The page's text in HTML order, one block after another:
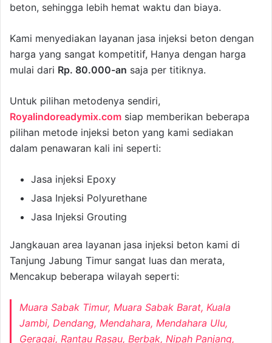
beton, sehingga lebih hemat waktu dan biaya.
Kami menyediakan layanan jasa injeksi beton dengan
harga yang sangat kompetitif, Hanya dengan harga
mulai dari Rp. 80.000-an saja per titiknya.
Untuk pilihan metodenya sendiri,
Royalindoreadymix.com siap memberikan beberapa
pilihan metode injeksi beton yang kami sediakan
dalam penawaran kali ini seperti:
Jasa injeksi Epoxy
Jasa Injeksi Polyurethane
Jasa Injeksi Grouting
Jangkauan area layanan jasa injeksi beton kami di
Tanjung Jabung Timur sangat luas dan merata,
Mencakup beberapa wilayah seperti:
Muara Sabak Timur, Muara Sabak Barat, Kuala
Jambi, Dendang, Mendahara, Mendahara Ulu,
Geragai, Rantau Rasau, Berbak, Nipah Panjang,